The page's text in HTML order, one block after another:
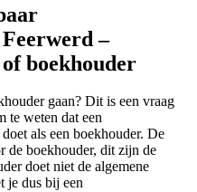
–
boekhouder
gaan? Dit is een vraag
te weten dat een
als een boekhouder. De
de boekhouder, dit zijn de
doet niet de algemene
je dus bij een